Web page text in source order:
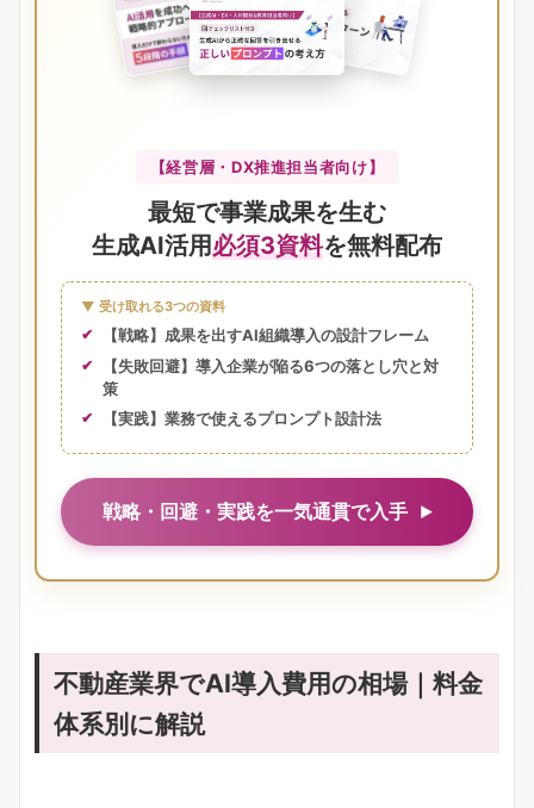
【経営層・DX推進担当者向け】
最短で事業成果を生む
生成AI活用必須3資料を無料配布
▼ 受け取れる3つの資料
【戦略】成果を出すAI組織導入の設計フレーム
【失敗回避】導入企業が陥る6つの落とし穴と対
策
【実践】業務で使えるプロンプト設計法
戦略・回避・実践を一気通貫で入手
不動産業界でAI導入費用の相場｜料金
体系別に解説